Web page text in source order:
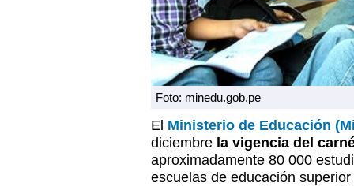
Foto: minedu.gob.pe
El Ministerio de Educación
diciembre la vigencia del
aproximadamente 80 000
escuelas de educación